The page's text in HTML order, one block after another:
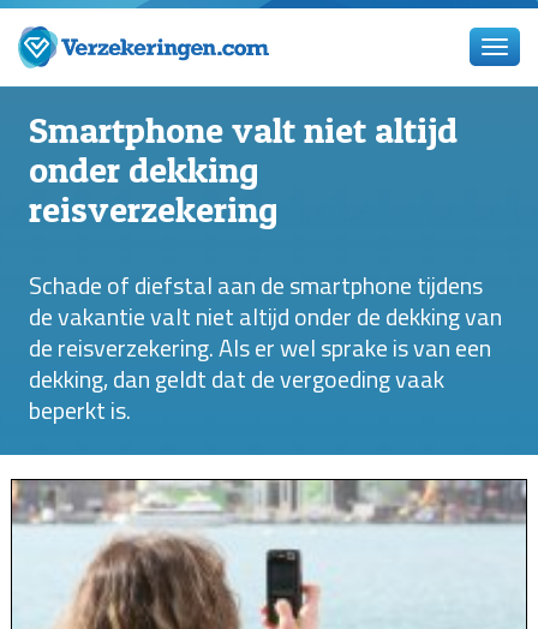
Smartphone valt niet altijd
onder dekking
reisverzekering
Schade of diefstal aan de smartphone tijdens
de vakantie valt niet altijd onder de dekking van
de reisverzekering. Als er wel sprake is van een
dekking, dan geldt dat de vergoeding vaak
beperkt is.